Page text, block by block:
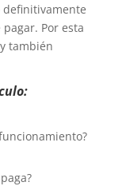
definitivamente
Por esta
también